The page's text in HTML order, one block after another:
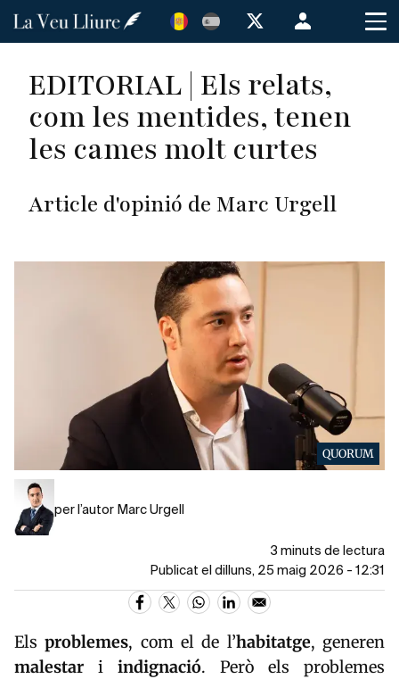
Vés
Menú
de
cuenta
de
usuario
EDITORIAL | Els relats,
com les mentides, tenen
les cames molt curtes
Article d'opinió de Marc Urgell
QUORUM
per l’autor Marc Urgell
3 minuts de lectura
Publicat el dilluns, 25 maig 2026 - 12:31
Elsproblemes, com el de l’habitatge, generen
malestar i indignació. Però els problemes